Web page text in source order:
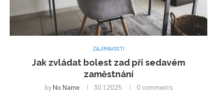
ZAJÍMAVOSTI
Jak zvládat bolest zad při sedavém
zaměstnání
by No Name 30.1.2025 0 comments